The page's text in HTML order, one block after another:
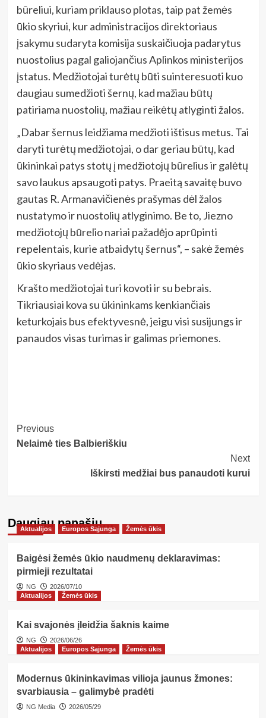
būreliui, kuriam priklauso plotas, taip pat žemės
ūkio skyriui, kur administracijos direktoriaus
įsakymu sudaryta komisija suskaičiuoja padarytus
nuostolius pagal galiojančius Aplinkos ministerijos
įstatus. Medžiotojai turėtų būti suinteresuoti kuo
daugiau sumedžioti šernų, kad mažiau būtų
patiriama nuostolių, mažiau reikėtų atlyginti žalos.
„Dabar šernus leidžiama medžioti ištisus metus. Tai
daryti turėtų medžiotojai, o dar geriau būtų, kad
ūkininkai patys stotų į medžiotojų būrelius ir galėtų
savo laukus apsaugoti patys. Praeitą savaitę buvo
gautas R. Armanavičienės prašymas dėl žalos
nustatymo ir nuostolių atlyginimo. Be to, Jiezno
medžiotojų būrelio nariai pažadėjo aprūpinti
repelentais, kurie atbaidytų šernus“, – sakė žemės
ūkio skyriaus vedėjas.
Krašto medžiotojai turi kovoti ir su bebrais.
Tikriausiai kova su ūkininkams kenkiančiais
keturkojais bus efektyvesnė, jeigu visi susijungs ir
panaudos visas turimas ir galimas priemones.
Post
Navigation
Previous
Nelaimė ties Balbieriškiu
Next
Iškirsti medžiai bus panaudoti kurui
Daugiau panašių…
Aktualijos Europos Sąjunga Žemės ūkis
Baigėsi žemės ūkio naudmenų deklaravimas:
pirmieji rezultatai
NG
2026/07/10
Aktualijos
Žemės ūkis
Kai svajonės įleidžia šaknis kaime
NG
2026/06/26
Aktualijos
Europos Sąjunga Žemės ūkis
Modernus ūkininkavimas vilioja jaunus žmones:
svarbiausia – galimybė pradėti
NG Media 2026/05/29